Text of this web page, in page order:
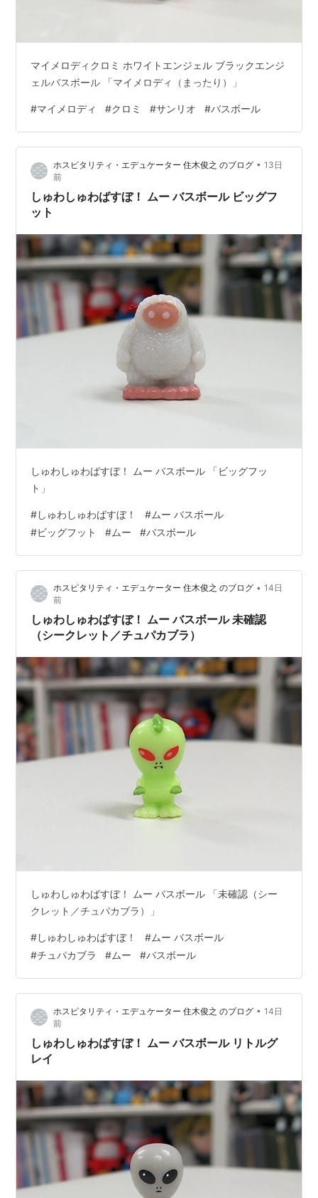
マイメロディクロミ ホワイトエンジェル ブラックエンジ
ェルバスボール 「マイメロディ（まったり）」
#マイメロディ #クロミ #サンリオ #バスボール
ホスピタリティ・エデュケーター 住木俊之 のブログ • 13日
前
しゅわしゅわばすぼ！ ムー バスボール ビッグフ
ット
しゅわしゅわばすぼ！ ムー バスボール 「ビッグフッ
ト」
#しゅわしゅわばすぼ！ #ムー バスボール
#ビッグフット #ムー #バスボール
ホスピタリティ・エデュケーター 住木俊之 のブログ • 14日
前
しゅわしゅわばすぼ！ ムー バスボール 未確認
（シークレット／チュパカブラ）
しゅわしゅわばすぼ！ ムー バスボール 「未確認（シー
クレット／チュパカブラ）」
#しゅわしゅわばすぼ！ #ムー バスボール
#チュパカブラ #ムー #バスボール
ホスピタリティ・エデュケーター 住木俊之 のブログ • 14日
前
しゅわしゅわばすぼ！ ムー バスボール リトルグ
レイ